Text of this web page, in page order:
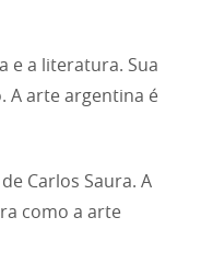
e a literatura. Sua
A arte argentina é
Carlos Saura. A
como a arte